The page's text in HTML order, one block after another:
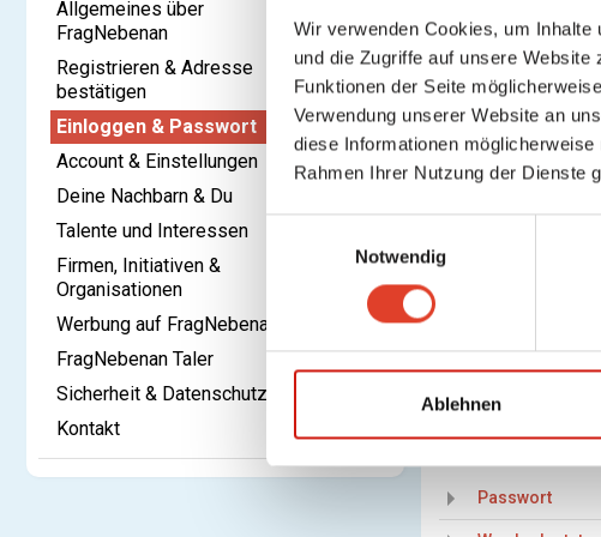
Wir verwenden Cookies, um Inhalte
und die Zugriffe auf unsere
Funktionen der Seite
Verwendung unserer Website an
diese Informationen
Rahmen Ihrer Nutzung der Dienste
l
g
Notwendig
Ablehnen
Allgemeines über
FragNebenan
Registrieren & Adresse
bestätigen
Einloggen & Passwort
Account & Einstellungen
Deine Nachbarn & Du
Talente und Interessen
Firmen, Initiativen &
Organisationen
Werbung auf FragNebenan
FragNebenan Taler
Sicherheit & Datenschutz
Kontakt
hast. Falls das bei
iPhone, iPad,
Google
Firefox
Falls dein Gerät
Letzte
Passwort